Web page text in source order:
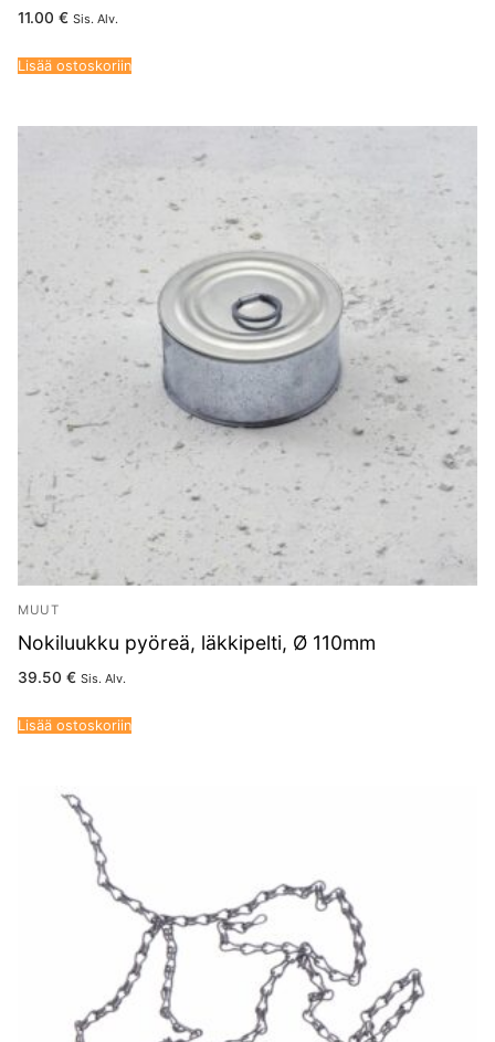
11.00 € Sis. Alv.
Lisää ostoskoriin
MUUT
Nokiluukku pyöreä, läkkipelti, Ø 110mm
39.50 € Sis. Alv.
Lisää ostoskoriin